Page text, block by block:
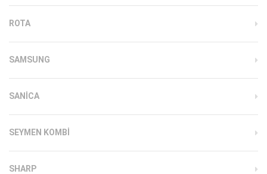
ROTA
SAMSUNG
SANICA
SEYMEN KOMBI
SHARP